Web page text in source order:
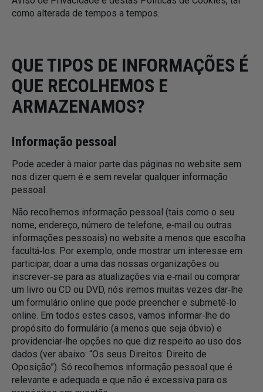
como alterada de tempos a tempos.
QUE TIPOS DE INFORMAÇÕES É
QUE RECOLHEMOS E
ARMAZENAMOS?
Informação pessoal
Pode aceder à maior parte das páginas no website sem
nos dizer quem é e sem revelar qualquer informação
pessoal.
Não recolhemos informação pessoal (tais como o seu
nome, endereço, número de telefone, e‑mail ou outras
informações pessoais) no website a menos que escolha
facultá‑los. Por exemplo, onde mostrar um interesse em
participar, doar a uma das nossas organizações ou
inscrever‑se para as atualizações via e‑mail ou comprar
um livro ou CD ou DVD, nós iremos muitas vezes dar‑lhe
um formulário online que pode preencher e submetê‑lo
online. Em todos estes casos, vamos informar‑lhe do
propósito do formulário (a menos que seja óbvio) e
providenciar‑lhe opções no que diz respeito ao uso dos
dados (ver abaixo: “Os seus Direitos: Direito de
Oposição”). Só recolhemos informação pessoal que é
relevante e adequada e que não é excessiva para os